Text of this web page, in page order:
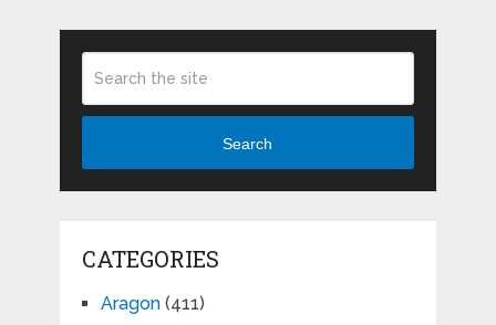
Search
CATEGORIES
Aragon(411)